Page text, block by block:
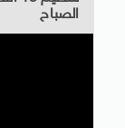
الصباح